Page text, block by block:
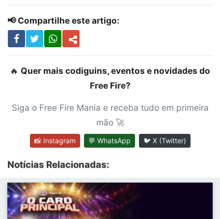
📢 Compartilhe este artigo:
🔥 Quer mais codiguins, eventos e novidades do
Free Fire?
Siga o Free Fire Mania e receba tudo em primeira
mão 🚀
📸 Instagram 💬 WhatsApp 🐦 X (Twitter)
Notícias Relacionadas: